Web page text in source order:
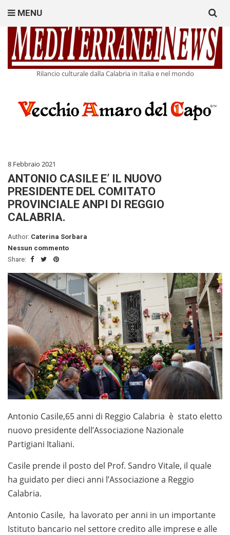
Rilancio culturale dalla Calabria in Italia e nel mondo
MENU
for:
8 Febbraio 2021
ANTONIO CASILE E’ IL NUOVO
PRESIDENTE DEL COMITATO
PROVINCIALE ANPI DI REGGIO
CALABRIA.
Author: Caterina Sorbara
Nessun commento
Share:
Antonio Casile,65 anni di Reggio Calabria è stato eletto
nuovo presidente dell’Associazione Nazionale
Partigiani Italiani.
Casile prende il posto del Prof. Sandro Vitale, il quale
ha guidato per dieci anni l’Associazione a Reggio
Calabria.
Antonio Casile, ha lavorato per anni in un importante
Istituto bancario nel settore credito alle imprese e alle